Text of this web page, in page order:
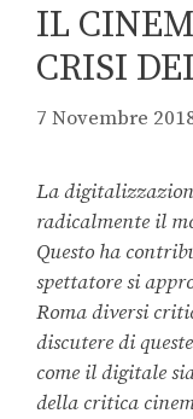
IL
CRISI
7 Novembre
La
radicalmente il
Questo ha
spettatore si
Roma diversi
discutere di
come il digitale
della critica